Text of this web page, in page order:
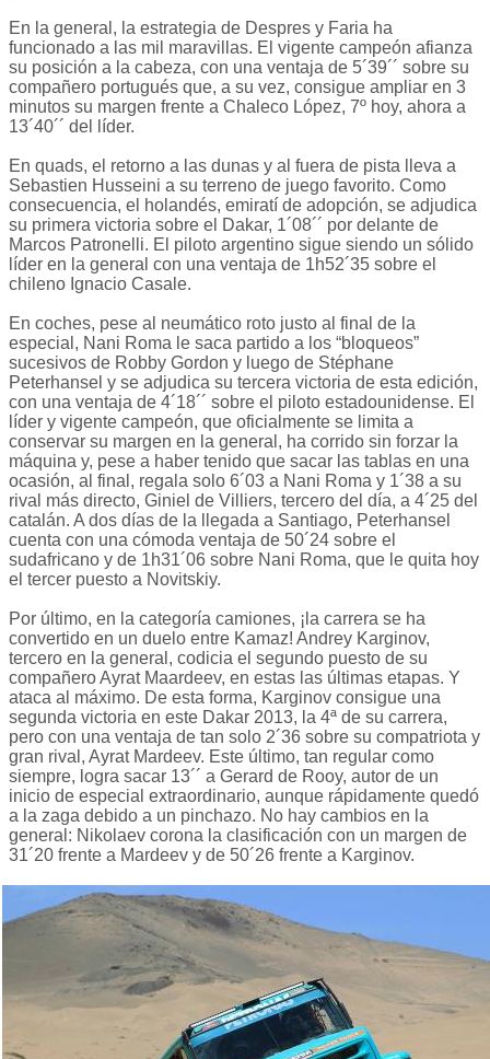
En la general, la estrategia de Despres y Faria ha
funcionado a las mil maravillas. El vigente campeón afianza
su posición a la cabeza, con una ventaja de 5´39´´ sobre su
compañero portugués que, a su vez, consigue ampliar en 3
minutos su margen frente a Chaleco López, 7º hoy, ahora a
13´40´´ del líder.
En quads, el retorno a las dunas y al fuera de pista lleva a
Sebastien Husseini a su terreno de juego favorito. Como
consecuencia, el holandés, emiratí de adopción, se adjudica
su primera victoria sobre el Dakar, 1´08´´ por delante de
Marcos Patronelli. El piloto argentino sigue siendo un sólido
líder en la general con una ventaja de 1h52´35 sobre el
chileno Ignacio Casale.
En coches, pese al neumático roto justo al final de la
especial, Nani Roma le saca partido a los “bloqueos”
sucesivos de Robby Gordon y luego de Stéphane
Peterhansel y se adjudica su tercera victoria de esta edición,
con una ventaja de 4´18´´ sobre el piloto estadounidense. El
líder y vigente campeón, que oficialmente se limita a
conservar su margen en la general, ha corrido sin forzar la
máquina y, pese a haber tenido que sacar las tablas en una
ocasión, al final, regala solo 6´03 a Nani Roma y 1´38 a su
rival más directo, Giniel de Villiers, tercero del día, a 4´25 del
catalán. A dos días de la llegada a Santiago, Peterhansel
cuenta con una cómoda ventaja de 50´24 sobre el
sudafricano y de 1h31´06 sobre Nani Roma, que le quita hoy
el tercer puesto a Novitskiy.
Por último, en la categoría camiones, ¡la carrera se ha
convertido en un duelo entre Kamaz! Andrey Karginov,
tercero en la general, codicia el segundo puesto de su
compañero Ayrat Maardeev, en estas las últimas etapas. Y
ataca al máximo. De esta forma, Karginov consigue una
segunda victoria en este Dakar 2013, la 4ª de su carrera,
pero con una ventaja de tan solo 2´36 sobre su compatriota y
gran rival, Ayrat Mardeev. Este último, tan regular como
siempre, logra sacar 13´´ a Gerard de Rooy, autor de un
inicio de especial extraordinario, aunque rápidamente quedó
a la zaga debido a un pinchazo. No hay cambios en la
general: Nikolaev corona la clasificación con un margen de
31´20 frente a Mardeev y de 50´26 frente a Karginov.